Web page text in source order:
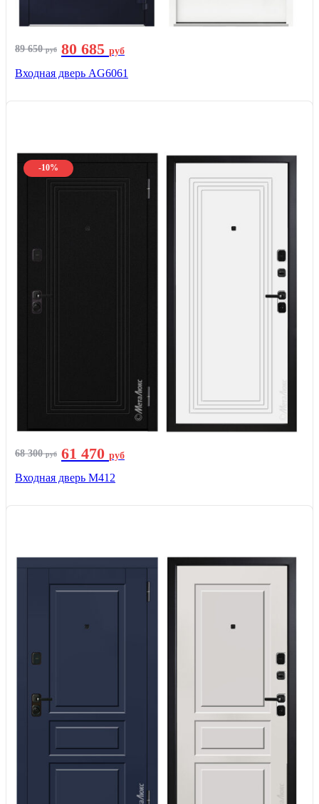
89 650руб 80 685 руб
Входная дверь AG6061
-10%
68 300руб 61 470 руб
Входная дверь М412